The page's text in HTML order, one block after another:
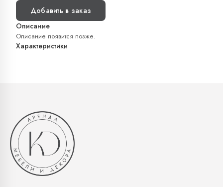
Добавить в заказ
Описание
Описание появится позже.
Характеристики